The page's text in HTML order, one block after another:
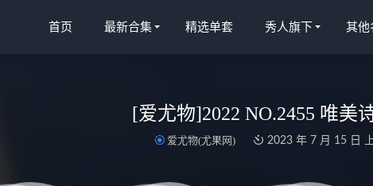
首页 最新合集 精选单套 秀人旗下 其他
[爱尤物]2022 NO.2455 唯美
爱尤物(尤果网) 2023 年 7 月 15 日